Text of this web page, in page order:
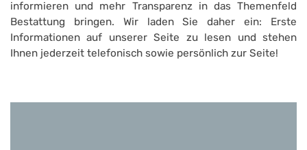
informieren und mehr Transparenz in das Themenfeld
Bestattung bringen. Wir laden Sie daher ein: Erste
Informationen auf unserer Seite zu lesen und stehen
Ihnen jederzeit telefonisch sowie persönlich zur Seite!